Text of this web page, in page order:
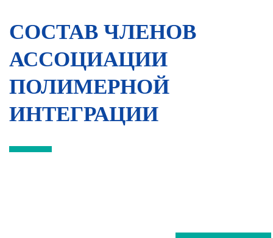
СОСТАВ ЧЛЕНОВ
АССОЦИАЦИИ
ПОЛИМЕРНОЙ
ИНТЕГРАЦИИ